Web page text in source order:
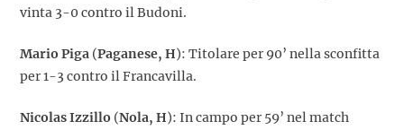
vinta 3-0 contro il Budoni.
Mario Piga (Paganese, H): Titolare per 90’ nella sconfitta
per 1-3 contro il Francavilla.
Nicolas Izzillo (Nola, H): In campo per 59’ nel match